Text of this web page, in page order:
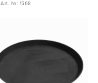
Art. Nr: 1568